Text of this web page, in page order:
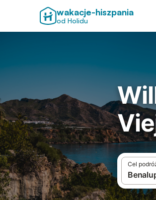
wakacje-hiszpania
od Holidu
Cel